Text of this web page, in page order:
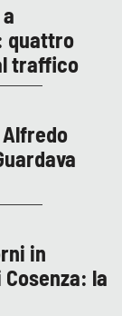
quattro
traffico
in
la